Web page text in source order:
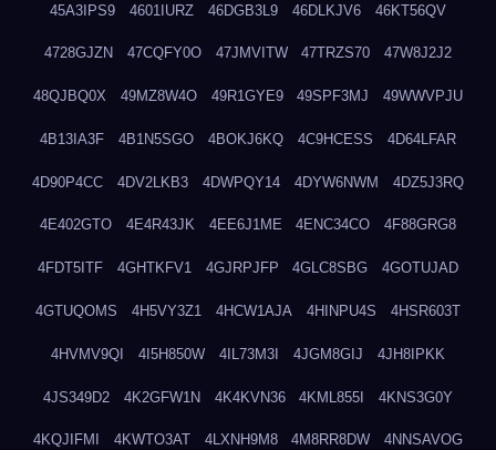
45A3IPS9 4601IURZ 46DGB3L9 46DLKJV6 46KT56QV
4728GJZN 47CQFY0O 47JMVITW 47TRZS70 47W8J2J2
48QJBQ0X 49MZ8W4O 49R1GYE9 49SPF3MJ 49WWVPJU
4B13IA3F 4B1N5SGO 4BOKJ6KQ 4C9HCESS 4D64LFAR
4D90P4CC 4DV2LKB3 4DWPQY14 4DYW6NWM 4DZ5J3RQ
4E402GTO 4E4R43JK 4EE6J1ME 4ENC34CO 4F88GRG8
4FDT5ITF 4GHTKFV1 4GJRPJFP 4GLC8SBG 4GOTUJAD
4GTUQOMS 4H5VY3Z1 4HCW1AJA 4HINPU4S 4HSR603T
4HVMV9QI 4I5H850W 4IL73M3I 4JGM8GIJ 4JH8IPKK
4JS349D2 4K2GFW1N 4K4KVN36 4KML855I 4KNS3G0Y
4KQJIFMI 4KWTO3AT 4LXNH9M8 4M8RR8DW 4NNSAVOG